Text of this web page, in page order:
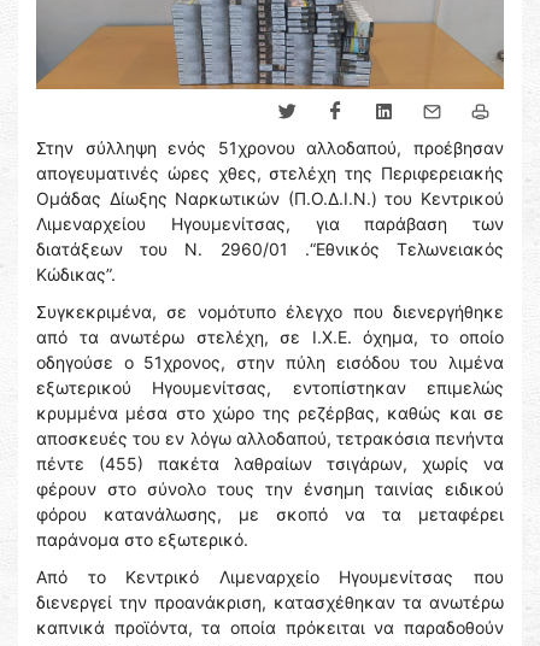
Στην σύλληψη ενός 51χρονου αλλοδαπού, προέβησαν
απογευματινές ώρες χθες, στελέχη της Περιφερειακής
Ομάδας Δίωξης Ναρκωτικών (Π.Ο.Δ.Ι.Ν.) του Κεντρικού
Λιμεναρχείου Ηγουμενίτσας, για παράβαση των
διατάξεων του Ν. 2960/01 .“Εθνικός Τελωνειακός
Κώδικας”.
Συγκεκριμένα, σε νομότυπο έλεγχο που διενεργήθηκε
από τα ανωτέρω στελέχη, σε Ι.Χ.Ε. όχημα, το οποίο
οδηγούσε ο 51χρονος, στην πύλη εισόδου του λιμένα
εξωτερικού Ηγουμενίτσας, εντοπίστηκαν επιμελώς
κρυμμένα μέσα στο χώρο της ρεζέρβας, καθώς και σε
αποσκευές του εν λόγω αλλοδαπού, τετρακόσια πενήντα
πέντε (455) πακέτα λαθραίων τσιγάρων, χωρίς να
φέρουν στο σύνολο τους την ένσημη ταινίας ειδικού
φόρου κατανάλωσης, με σκοπό να τα μεταφέρει
παράνομα στο εξωτερικό.
Από το Κεντρικό Λιμεναρχείο Ηγουμενίτσας που
διενεργεί την προανάκριση, κατασχέθηκαν τα ανωτέρω
καπνικά προϊόντα, τα οποία πρόκειται να παραδοθούν